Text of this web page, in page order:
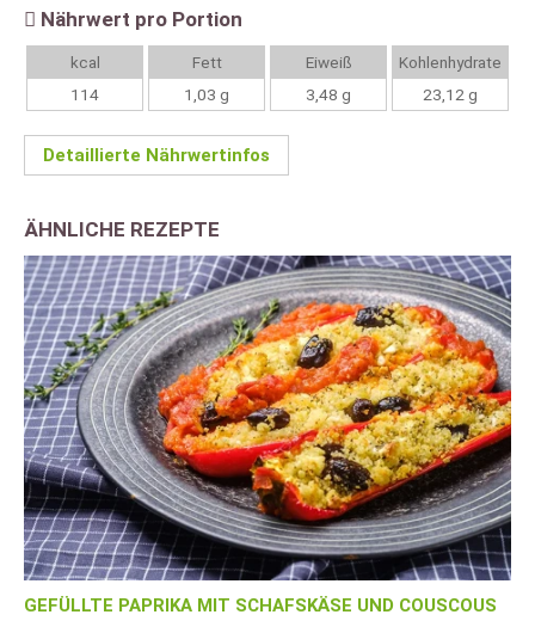
Nährwert pro Portion
kcal
114
Fett
1,03 g
Eiweiß
3,48 g
Kohlenhydrate
23,12 g
Detaillierte Nährwertinfos
ÄHNLICHE REZEPTE
GEFÜLLTE PAPRIKA MIT SCHAFSKÄSE UND COUSCOUS